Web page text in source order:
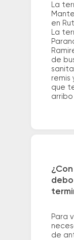
La
en
La
de
remis
que
Para
de